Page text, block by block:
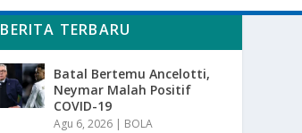
BERITA TERBARU
Batal Bertemu Ancelotti,
Neymar Malah Positif
COVID-19
Agu 6, 2026 | BOLA